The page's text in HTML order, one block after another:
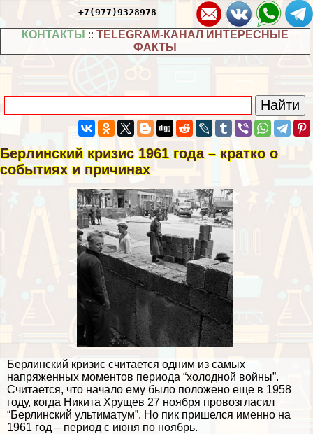
+7(977)9328978
КОНТАКТЫ :: TELEGRAM-КАНАЛ ИНТЕРЕСНЫЕ
ФАКТЫ
Берлинский кризис 1961 года – кратко о
событиях и причинах
Берлинский кризис считается одним из самых
напряженных моментов периода “холодной войны”.
Считается, что начало ему было положено еще в 1958
году, когда Никита Хрущев 27 ноября провозгласил
“Берлинский ультиматум”. Но пик пришелся именно на
1961 год – период с июня по ноябрь.